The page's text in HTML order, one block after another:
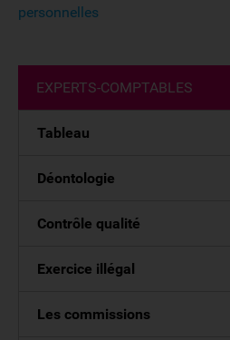
personnelles
EXPERTS-COMPTABLES
Tableau
Déontologie
Contrôle qualité
Exercice illégal
Les commissions